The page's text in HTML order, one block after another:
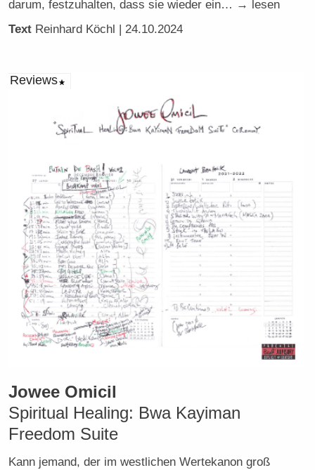
darum, festzuhalten, dass sie wieder ein… → lesen
Text Reinhard Köchl | 24.10.2024
Reviews
Jowee Omicil
Spiritual Healing: Bwa Kayiman
Freedom Suite
Kann jemand, der im westlichen Wertekanon groß